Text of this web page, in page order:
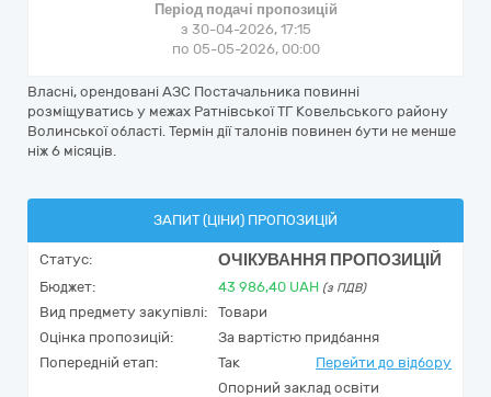
Період подачі пропозицій
з 30-04-2026, 17:15
по 05-05-2026, 00:00
Власні, орендовані АЗС Постачальника повинні
розміщуватись у межах Ратнівської ТГ Ковельського району
Волинської області. Термін дії талонів повинен бути не менше
ніж 6 місяців.
ЗАПИТ (ЦІНИ) ПРОПОЗИЦІЙ
Статус: ОЧІКУВАННЯ ПРОПОЗИЦІЙ
Бюджет: 43 986,40 UAH (з ПДВ)
Вид предмету закупівлі:
Товари
Оцінка пропозицій:
За вартістю придбання
Попередній етап:
Так Перейти до відбору
Опорний заклад освіти